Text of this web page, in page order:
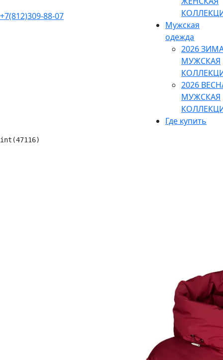
+7(812)309-88-07
Мужская
одежда
2026
МУЖСКАЯ
2026
МУЖСКАЯ
Где купить